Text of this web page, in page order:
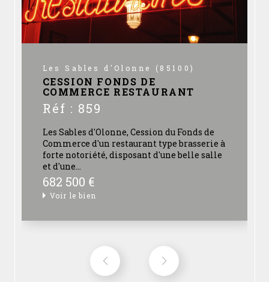
Notre plus grande satisfaction : celle de nos
clients.
Les Sables d'Olonne (85100)
CESSION FONDS DE
COMMERCE RESTAURANT
Réf : 859
Les Sables d'Olonne, Cession du Fonds de
Commerce d'un restaurant type brasserie à
forte notoriété, disposant d'une belle salle
et d'une...
682 500 €
Voir le bien